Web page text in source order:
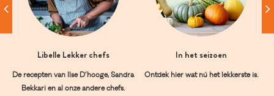
Libelle Lekker chefs
De recepten van Ilse D’hooge, Sandra
Bekkari en al onze andere chefs.
In het seizoen
Ontdek hier wat nú het lekkerste is.